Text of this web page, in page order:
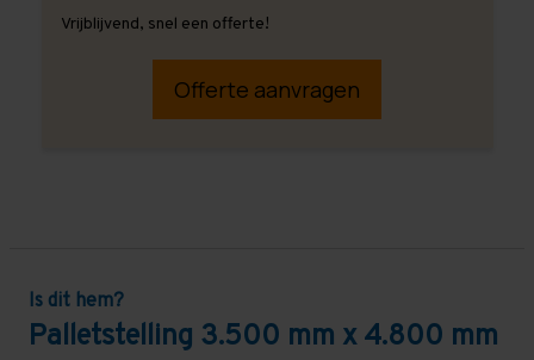
Vrijblijvend, snel een offerte!
Offerte aanvragen
Is dit hem?
Palletstelling 3.500 mm x 4.800 mm